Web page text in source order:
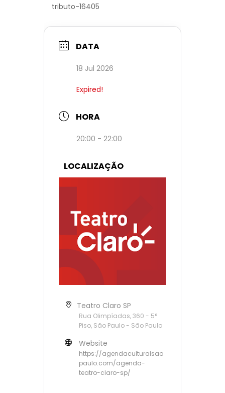
tributo-16405
DATA
18 Jul 2026
Expired!
HORA
20:00 - 22:00
LOCALIZAÇÃO
Teatro Claro SP
Rua Olimpíadas, 360 - 5°
Piso, São Paulo - São Paulo
Website
https://agendaculturalsao
paulo.com/agenda-
teatro-claro-sp/